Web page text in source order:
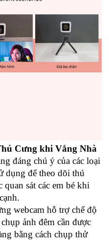
Cưng khi Vắng Nhà
đáng chú ý của các loại
dụng để theo dõi thú
sát các em bé khi
webcam hỗ trợ chế độ
ảnh đêm cần được
bằng cách chụp thử